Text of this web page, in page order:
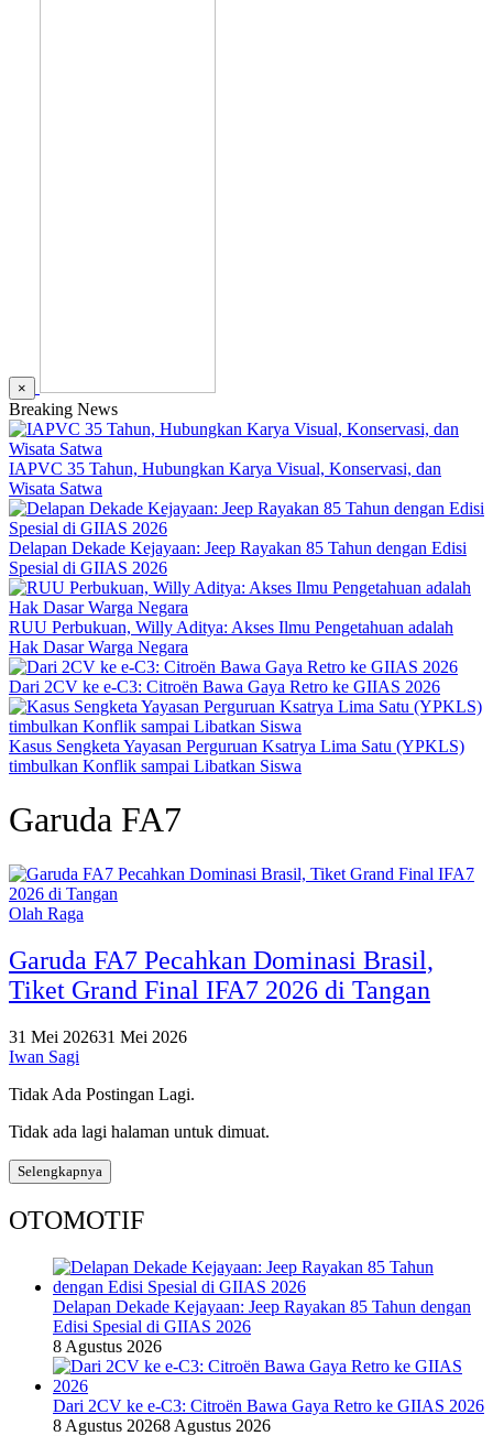
×
Breaking News
IAPVC 35 Tahun, Hubungkan Karya Visual, Konservasi, dan
Wisata Satwa
Delapan Dekade Kejayaan: Jeep Rayakan 85 Tahun dengan Edisi
Spesial di GIIAS 2026
RUU Perbukuan, Willy Aditya: Akses Ilmu Pengetahuan adalah
Hak Dasar Warga Negara
Dari 2CV ke e-C3: Citroën Bawa Gaya Retro ke GIIAS 2026
Kasus Sengketa Yayasan Perguruan Ksatrya Lima Satu (YPKLS)
timbulkan Konflik sampai Libatkan Siswa
Garuda FA7
Olah Raga
Garuda FA7 Pecahkan Dominasi Brasil,
Tiket Grand Final IFA7 2026 di Tangan
31 Mei 202631 Mei 2026
Iwan Sagi
Tidak Ada Postingan Lagi.
Tidak ada lagi halaman untuk dimuat.
Selengkapnya
OTOMOTIF
Delapan Dekade Kejayaan: Jeep Rayakan 85 Tahun dengan
Edisi Spesial di GIIAS 2026
8 Agustus 2026
Dari 2CV ke e-C3: Citroën Bawa Gaya Retro ke GIIAS 2026
8 Agustus 20268 Agustus 2026